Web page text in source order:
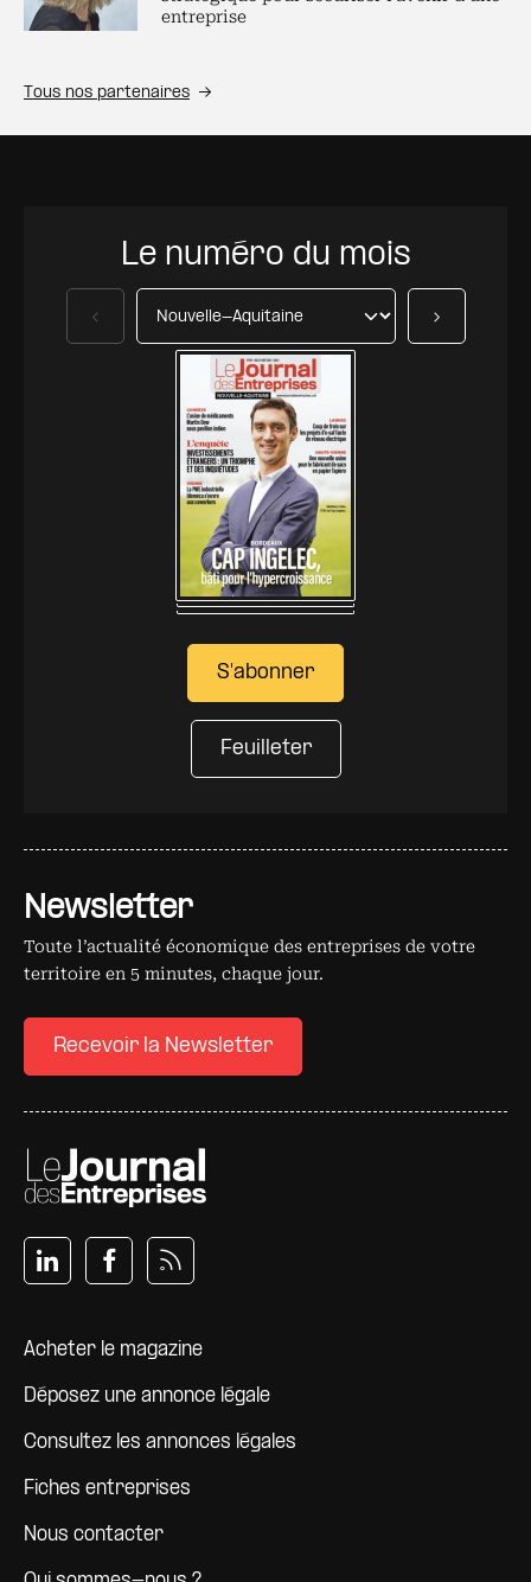
entreprise
Tous nos partenaires
Newsletter
Toute l’actualité économique des entreprises de votre
territoire en 5 minutes, chaque jour.
Recevoir la Newsletter
Pied de page
Acheter le magazine
Déposez une annonce légale
Consultez les annonces légales
Fiches entreprises
Nous contacter
Le numéro du mois
S'abonner
Feuilleter
Précédent Suivant